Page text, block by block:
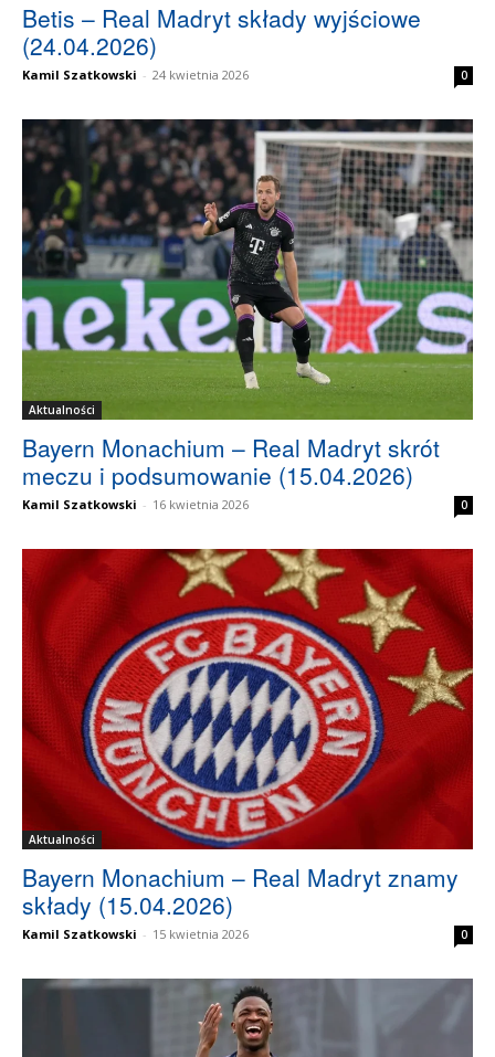
Betis – Real Madryt składy wyjściowe
(24.04.2026)
Kamil Szatkowski - 24 kwietnia 2026 0
Aktualności
Bayern Monachium – Real Madryt skrót
meczu i podsumowanie (15.04.2026)
Kamil Szatkowski - 16 kwietnia 2026 0
Aktualności
Bayern Monachium – Real Madryt znamy
składy (15.04.2026)
Kamil Szatkowski - 15 kwietnia 2026 0